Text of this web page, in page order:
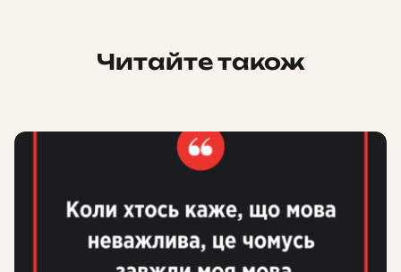
Читайте також